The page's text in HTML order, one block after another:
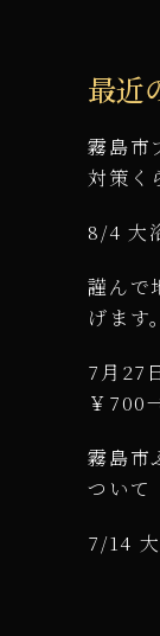
最近
霧島市
対策く
8/4 大
謹んで
げます。
7月27
￥
霧島市
ついて
7/14